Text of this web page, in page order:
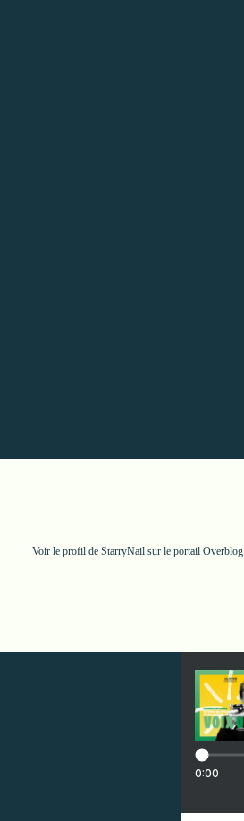
Voir le profil de StarryNail sur le portail Overblog
0:00